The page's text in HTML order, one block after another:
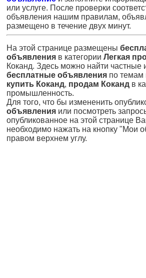
или услуге. После проверки
объявления нашим правилам,
размещено в течение двух минут.
На этой странице размещены
объявления в категории Легкая
Коканд. Здесь можно найти частные
бесплатные объявления по темам
купить Коканд, продам Коканд в
промышленность.
Для того, что бы измененить
объявления или посмотреть
опубликованное на этой странице
необходимо нажать на кнопку "Мои
правом верхнем углу.